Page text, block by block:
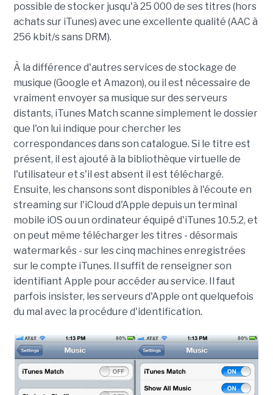
possible de stocker jusqu'à 25 000 de ses titres (hors
achats sur iTunes) avec une excellente qualité (AAC à
256 kbit/s sans DRM).
À la différence d'autres services de stockage de
musique (Google et Amazon), ou il est nécessaire de
vraiment envoyer sa musique sur des serveurs
distants, iTunes Match scanne simplement le dossier
que l'on lui indique pour chercher les
correspondances dans son catalogue. Si le titre est
présent, il est ajouté à la bibliothèque virtuelle de
l'utilisateur et s'il est absent il est téléchargé.
Ensuite, les chansons sont disponibles à l'écoute en
streaming sur l'iCloud d'Apple depuis un terminal
mobile iOS ou un ordinateur équipé d'iTunes 10.5.2, et
on peut même télécharger les titres - désormais
watermarkés - sur les cinq machines enregistrées
sur le compte iTunes. Il suffit de renseigner son
identifiant Apple pour accéder au service. Il faut
parfois insister, les serveurs d'Apple ont quelquefois
du mal avec la procédure d'identification.